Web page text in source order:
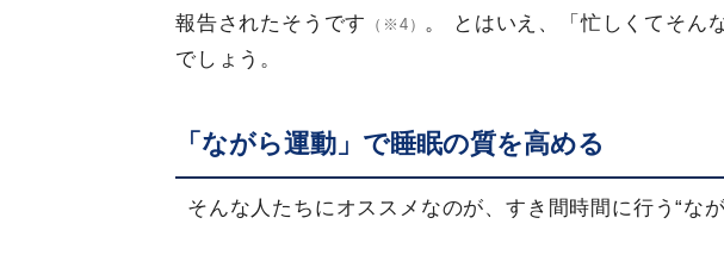
報告されたそうです
（※4） 。 とはいえ、「忙しくてそん
でしょう。
「ながら運動」で睡眠の質を高める
そんな人たちにオススメなのが、すき間時間に行う“なが